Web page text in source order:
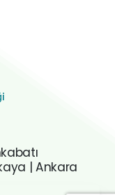
| Ankara